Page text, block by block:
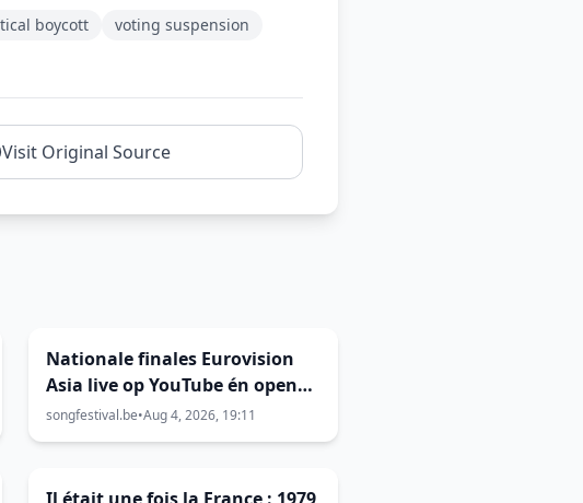
boycott
voting suspension
Visit Original Source
Nationale finales Eurovision
Asia live op YouTube én open
voor stemming
songfestival.be•Aug 4, 2026, 19:11